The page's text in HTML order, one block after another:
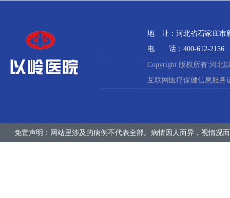
地 址：河北省石家庄市
电 话：400-612-2156
Copyright 版权所有:河北
互联网医疗保健信息服务
免责声明：网站里涉及的病例不代表全部。病情因人而异，视情况